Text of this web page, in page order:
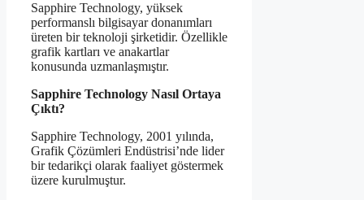
Sapphire Technology, yüksek
performanslı bilgisayar donanımları
üreten bir teknoloji şirketidir. Özellikle
grafik kartları ve anakartlar
konusunda uzmanlaşmıştır.
Sapphire Technology Nasıl Ortaya
Çıktı?
Sapphire Technology, 2001 yılında,
Grafik Çözümleri Endüstrisi’nde lider
bir tedarikçi olarak faaliyet göstermek
üzere kurulmuştur.